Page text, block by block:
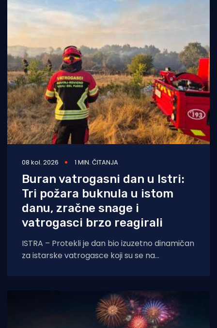
08 kol. 2026 1 MIN. ČITANJA
Buran vatrogasni dan u Istri:
Tri požara buknula u istom
danu, zračne snage i
vatrogasci brzo reagirali
ISTRA – Protekli je dan bio izuzetno dinamičan
za istarske vatrogasce koji su se na